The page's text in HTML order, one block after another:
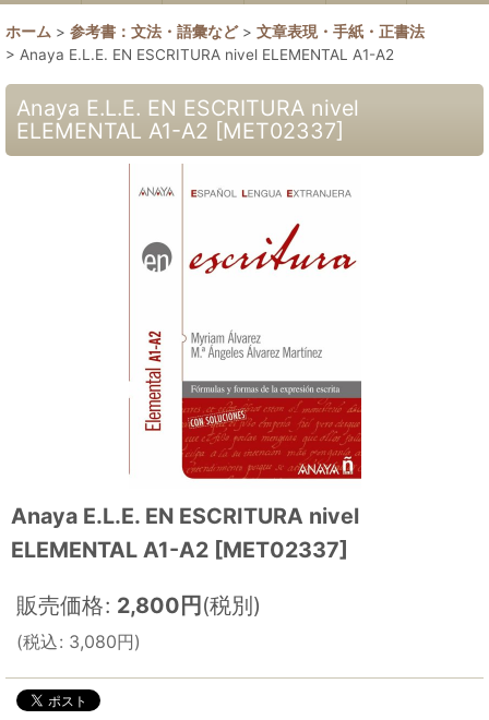
ホーム > 参考書：文法・語彙など > 文章表現・手紙・正書法
> Anaya E.L.E. EN ESCRITURA nivel ELEMENTAL A1-A2
Anaya E.L.E. EN ESCRITURA nivel
ELEMENTAL A1-A2 [MET02337]
Anaya E.L.E. EN ESCRITURA nivel
ELEMENTAL A1-A2 [MET02337]
販売価格: 2,800 円 (税別)
(税込: 3,080円)